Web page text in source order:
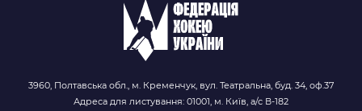
3960, Полтавська обл., м. Кременчук, вул. Театральна, буд. 34, оф.37
Адреса для листування: 01001, м. Київ, а/с В-182